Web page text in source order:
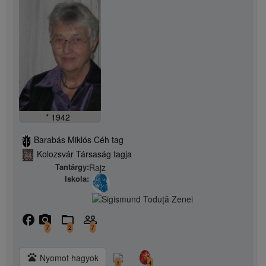
* 1942
Barabás Miklós Céh tag
Kolozsvár Társaság tagja
Tantárgy:Rajz
Iskola:
facebook camera_alt
7
folder_open
2
people_outline
7
pets Nyomot hagyok 1 4